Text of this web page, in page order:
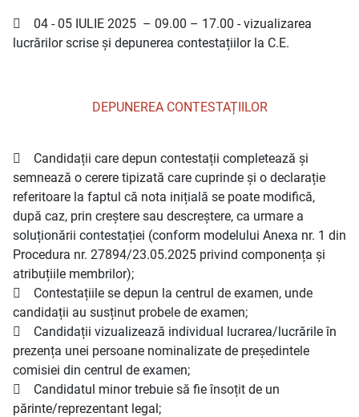
 04 - 05 IULIE 2025 – 09.00 – 17.00 - vizualizarea
lucrărilor scrise și depunerea contestațiilor la C.E.
DEPUNEREA CONTESTAȚIILOR
 Candidații care depun contestații completează și
semnează o cerere tipizată care cuprinde și o declarație
referitoare la faptul că nota inițială se poate modifică,
după caz, prin creștere sau descreștere, ca urmare a
soluționării contestației (conform modelului Anexa nr. 1 din
Procedura nr. 27894/23.05.2025 privind componența și
atribuțiile membrilor);
 Contestațiile se depun la centrul de examen, unde
candidații au susținut probele de examen;
 Candidații vizualizează individual lucrarea/lucrările în
prezența unei persoane nominalizate de președintele
comisiei din centrul de examen;
 Candidatul minor trebuie să fie însoțit de un
părinte/reprezentant legal;